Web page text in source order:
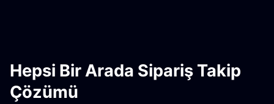
Hepsi Bir Arada Sipariş Takip
Çözümü